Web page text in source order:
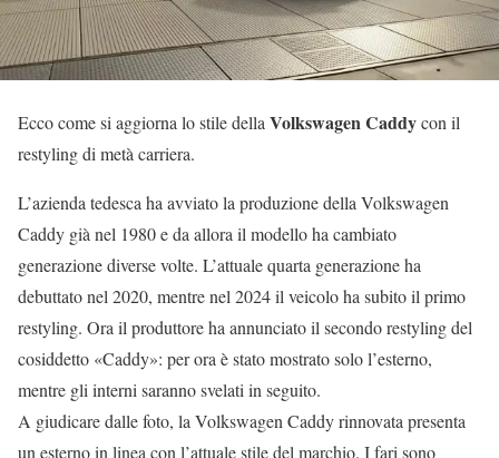
Ecco come si aggiorna lo stile della Volkswagen Caddycon il
restyling di metà carriera.
L’azienda tedesca ha avviato la produzione della Volkswagen
Caddy già nel 1980 e da allora il modello ha cambiato
generazione diverse volte. L’attuale quarta generazione ha
debuttato nel 2020, mentre nel 2024 il veicolo ha subito il primo
restyling. Ora il produttore ha annunciato il secondo restyling del
cosiddetto «Caddy»: per ora è stato mostrato solo l’esterno,
mentre gli interni saranno svelati in seguito.
A giudicare dalle foto, la Volkswagen Caddy rinnovata presenta
un esterno in linea con l’attuale stile del marchio. I fari sono